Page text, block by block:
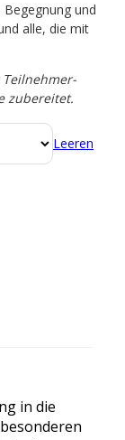
Begegnung und
alle, die mit
zubereitet.
Leeren
in die